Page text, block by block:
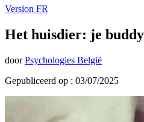
Version FR
Het huisdier: je
door Psychologies België
Gepubliceerd op : 03/07/2025